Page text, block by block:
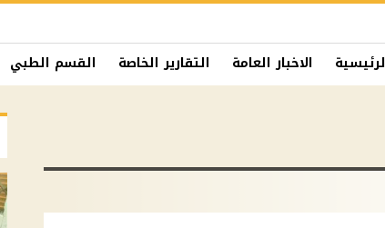
الاخبار العامة التقارير الخاصة القسم الطبي